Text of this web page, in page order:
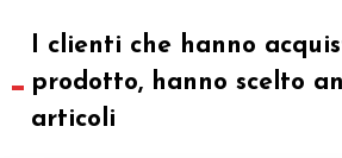
I clienti che hanno
prodotto, hanno scelto
articoli